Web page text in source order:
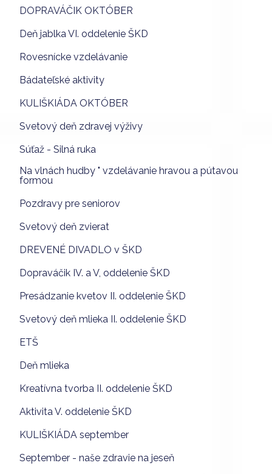
DOPRAVÁČIK OKTÓBER
Deň jablka VI. oddelenie ŠKD
Rovesnícke vzdelávanie
Bádateľské aktivity
KULIŠKIÁDA OKTÓBER
Svetový deň zdravej výživy
Súťaž - Silná ruka
Na vlnách hudby " vzdelávanie hravou a pútavou
formou
Pozdravy pre seniorov
Svetový deň zvierat
DREVENÉ DIVADLO v ŠKD
Dopraváčik IV. a V, oddelenie ŠKD
Presádzanie kvetov II. oddelenie ŠKD
Svetový deň mlieka II. oddelenie ŠKD
ETŠ
Deň mlieka
Kreatívna tvorba II. oddelenie ŠKD
Aktivita V. oddelenie ŠKD
KULIŠKIÁDA september
September - naše zdravie na jeseň